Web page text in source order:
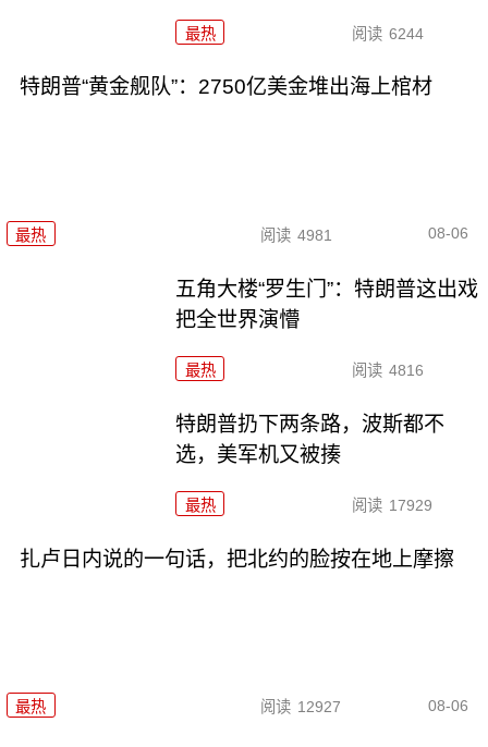
最热 阅读 6244
特朗普“黄金舰队”：2750亿美金堆出海上棺材
最热 阅读 4981 08-06
五角大楼“罗生门”：特朗普这出戏
把全世界演懵
最热 阅读 4816
特朗普扔下两条路，波斯都不
选，美军机又被揍
最热 阅读 17929
扎卢日内说的一句话，把北约的脸按在地上摩擦
最热 阅读 12927 08-06